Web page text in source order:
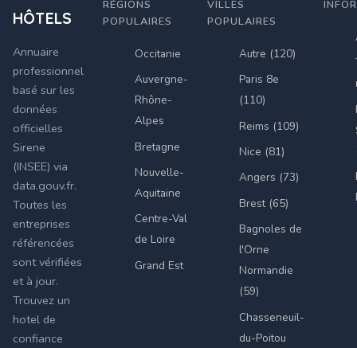
HÔTELS
Annuaire
professionnel
basé sur les
données
officielles
Sirene
(INSEE) via
data.gouv.fr.
Toutes les
entreprises
référencées
sont vérifiées
et à jour.
Trouvez un
hotel de
confiance
RÉGIONS
POPULAIRES
Occitanie
Auvergne-
Rhône-
Alpes
Bretagne
Nouvelle-
Aquitaine
Centre-Val
de Loire
Grand Est
VILLES
POPULAIRES
Autre (120)
Paris 8e
(110)
Reims (109)
Nice (81)
Angers (73)
Brest (65)
Bagnoles de
l'Orne
Normandie
(59)
Chasseneuil-
du-Poitou